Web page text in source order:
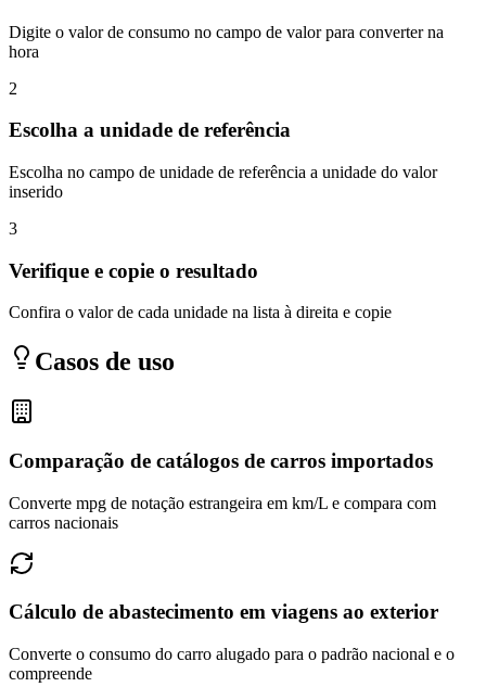
Digite o valor de consumo no campo de valor para converter na
hora
2
Escolha a unidade de referência
Escolha no campo de unidade de referência a unidade do valor
inserido
3
Verifique e copie o resultado
Confira o valor de cada unidade na lista à direita e copie
Casos de uso
Comparação de catálogos de carros importados
Converte mpg de notação estrangeira em km/L e compara com
carros nacionais
Cálculo de abastecimento em viagens ao exterior
Converte o consumo do carro alugado para o padrão nacional e o
compreende